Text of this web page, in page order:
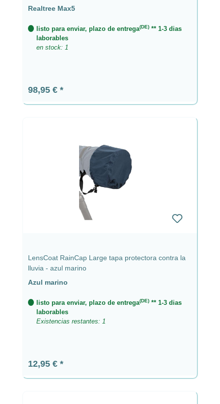
Realtree Max5
listo para enviar, plazo de entrega(DE) ** 1-3 dias
laborables
en stock: 1
Precio normal:
98,95 €
LensCoat RainCap Large tapa protectora contra la
lluvia - azul marino
Azul marino
listo para enviar, plazo de entrega(DE) ** 1-3 dias
laborables
Existencias restantes: 1
Precio normal:
12,95 €